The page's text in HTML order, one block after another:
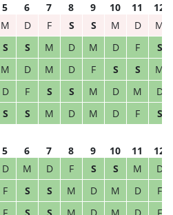
5 6 7 8 9 10 11
12
M D F S S M D
M
S S M D M D F
S
M D M D F S S
M
D F S S M D M
D
S S M D M D F S
5 6 7 8 9 10 11
12
D M D F S S M
D
F S S M D M D
F